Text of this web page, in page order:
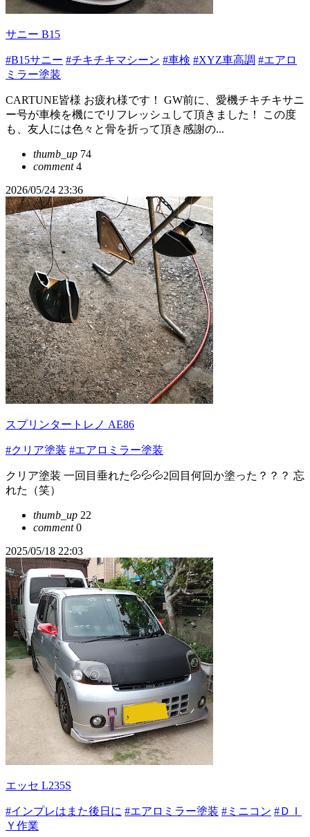
サニー B15
#B15サニー #チキチキマシーン #車検 #XYZ車高調 #エアロ
ミラー塗装
CARTUNE皆様 お疲れ様です！ GW前に、愛機チキチキサニ
ー号が車検を機にでリフレッシュして頂きました！ この度
も、友人には色々と骨を折って頂き感謝の...
thumb_up 74
comment4
2026/05/24 23:36
スプリンタートレノ AE86
#クリア塗装 #エアロミラー塗装
クリア塗装 一回目垂れた💦💦💦2回目何回か塗った？？？ 忘
れた（笑）
thumb_up 22
comment0
2025/05/18 22:03
エッセ L235S
#インプレはまた後日に #エアロミラー塗装 #ミニコン #ＤＩ
Ｙ作業